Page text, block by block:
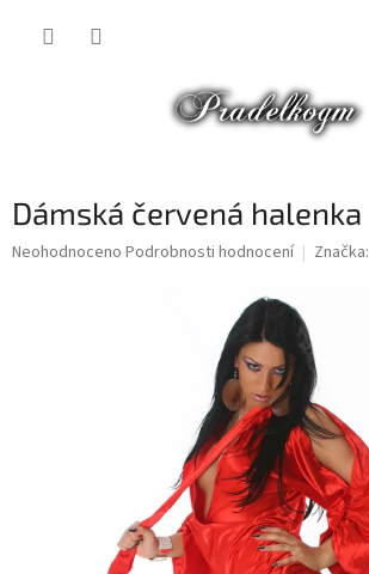
Dámská červená halenka
Průměrné
Neohodnoceno Podrobnosti hodnocení Značka: